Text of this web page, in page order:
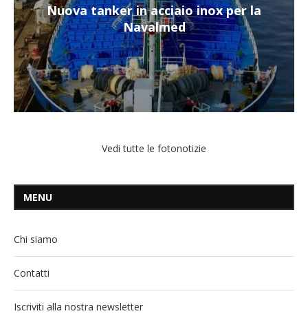
Nuova tanker in acciaio inox per la
Navalmed
Vedi tutte le fotonotizie
MENU
Chi siamo
Contatti
Iscriviti alla nostra newsletter